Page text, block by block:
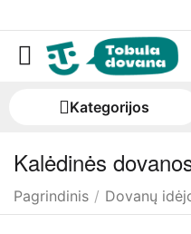
Kategorijos
Kalėdinės
Pagrindinis / Dovanų